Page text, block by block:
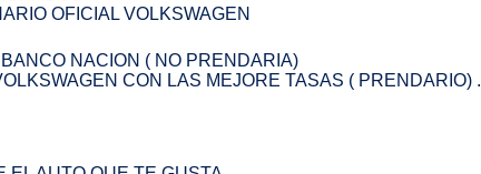
OFICIAL VOLKSWAGEN
NACION ( NO PRENDARIA)
CON LAS MEJORE TASAS ( PRENDARIO) .